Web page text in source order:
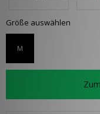
Größe auswählen
M